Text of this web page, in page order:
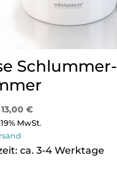
Schlummer-
13,00 €
MwSt.
ca. 3-4 Werktage